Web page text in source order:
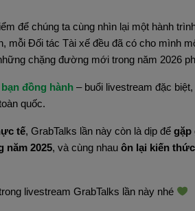
để chúng ta cùng nhìn lại một hành
mỗi Đối tác Tài xế đều đã có cho mình
chặng đường mới trong năm 2026
đồng hành – buổi livestream đặc
quốc.
tế, GrabTalks lần này còn là dịp để gặp
năm 2025, và cùng nhau ôn lại kiến
livestream GrabTalks lần này nhé